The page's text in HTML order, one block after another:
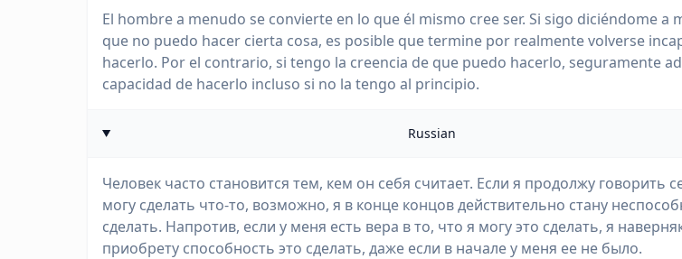
El hombre a menudo se convierte en lo que él mismo cree ser. Si sigo diciéndome a
que no puedo hacer cierta cosa, es posible que termine por realmente volverse
hacerlo. Por el contrario, si tengo la creencia de que puedo hacerlo, seguramente
capacidad de hacerlo incluso si no la tengo al principio.
Russian
Человек часто становится тем, кем он себя считает. Если я продолжу говорить
могу сделать что-то, возможно, я в конце концов действительно стану
сделать. Напротив, если у меня есть вера в то, что я могу это сделать, я
приобрету способность это сделать, даже если в начале у меня ее не было.